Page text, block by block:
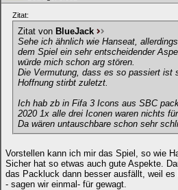
Zitat:
Zitat von BlueJack
Sehe ich ähnlich wie Hanseat,
dem Spiel ein sehr entscheidender
würde mich schon arg stören.
Die Vermutung, dass es so passiert ist
Hoffnung stirbt zuletzt.
Ich hab zb in Fifa 3 Icons aus SBC
2020 1x alle drei Iconen waren nichts
Da wären untauschbare schon sehr
Vorstellen kann ich mir das Spiel, so wie
Sicher hat so etwas auch gute Aspekte.
das Packluck dann besser ausfällt, weil
- sagen wir einmal- für gewagt.